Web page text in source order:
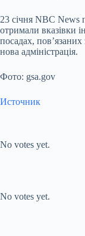
23 січня NBC
отримали вказівки
посадах,
нова адміністрація.
Фото: gsa.gov
Источник
No votes yet.
No votes yet.